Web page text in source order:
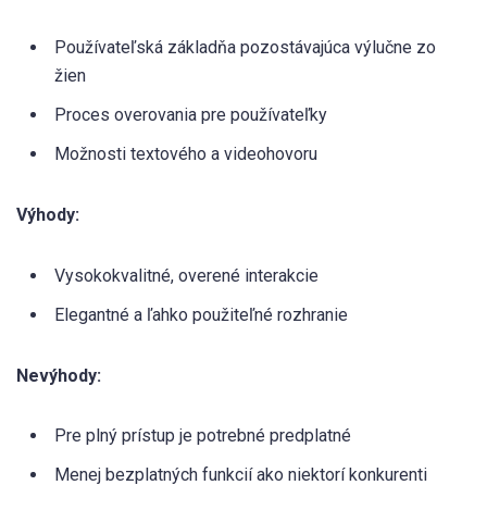
Používateľská základňa pozostávajúca výlučne zo
žien
Proces overovania pre používateľky
Možnosti textového a videohovoru
Výhody:
Vysokokvalitné, overené interakcie
Elegantné a ľahko použiteľné rozhranie
Nevýhody:
Pre plný prístup je potrebné predplatné
Menej bezplatných funkcií ako niektorí konkurenti